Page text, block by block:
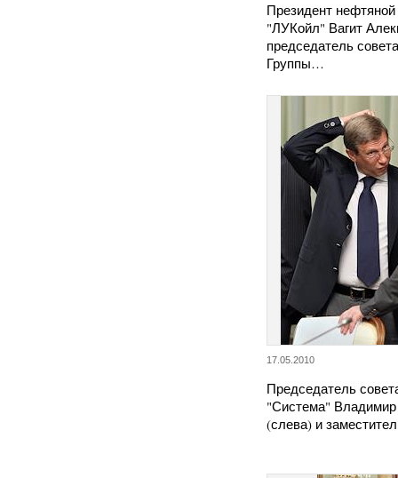
Президент
"ЛУКойл" Вагит
председатель
Группы…
17.05.2010
Председатель
"Система"
(слева) и